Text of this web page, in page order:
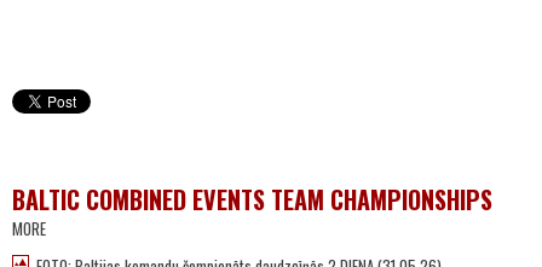
BALTIC COMBINED EVENTS TEAM CHAMPIONSHIPS
MORE